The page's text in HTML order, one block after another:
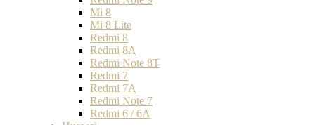
Mi 8
Mi 8 Lite
Redmi 8
Redmi 8A
Redmi Note 8T
Redmi 7
Redmi 7A
Redmi Note 7
Redmi 6 / 6A